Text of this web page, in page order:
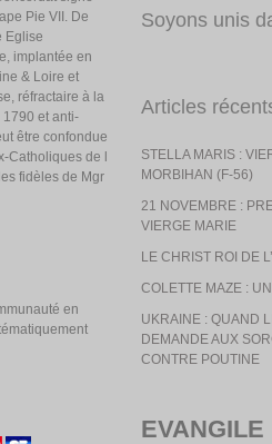
Pie VII. De
Eglise
implantée en
& Loire et
réfractaire à la
et anti-
être confondue
Catholiques de l
fidèles de Mgr
en
Soyons unis
Articles
STELLA MARIS :
MORBIHAN (F-56)
21 NOVEMBRE :
VIERGE MARIE
LE CHRIST ROI DE
COLETTE MAZE :
UKRAINE : QUAND
DEMANDE AUX
CONTRE POUTINE